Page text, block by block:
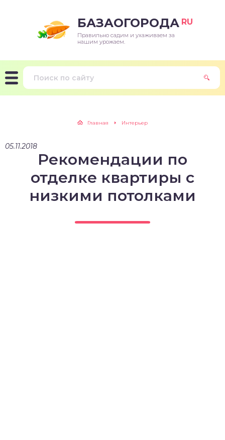
БАЗАОГОРОДА RU
Правильно садим и ухаживаем за
нашим урожаем.
Главная Интерьер
05.11.2018
Рекомендации по
отделке квартиры с
низкими потолками